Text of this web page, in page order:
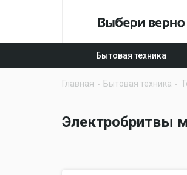
Бытовая техника
Главная Бытовая техника
Электробритвы